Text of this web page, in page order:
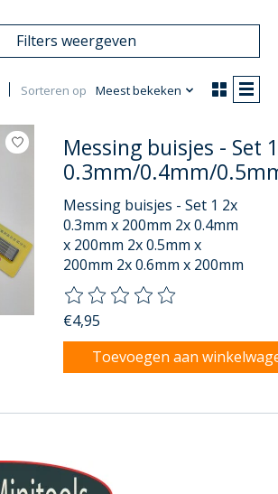
Filters weergeven
Sorteren op Meest bekeken
Messing buisjes - Set
0.3mm/0.4mm/
Messing buisjes - Set 1 2x
0.3mm x 200mm 2x 0.4mm
x 200mm 2x 0.5mm x
200mm 2x 0.6mm x 200mm
De beoordeling van dit
€4,95
Toevoegen aan